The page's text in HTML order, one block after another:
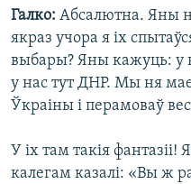
Галко: Абсалютна. Яны
якраз учора я іх
выбары? Яны кажуць: у
у нас тут ДНР. Мы ня
Ўкраіны і перамоваў
У іх там такія
калегам казалі: «Вы ж